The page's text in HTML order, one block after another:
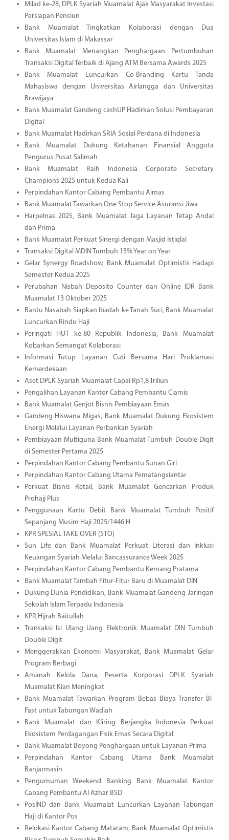
Milad ke-28, DPLK Syariah Muamalat Ajak Masyarakat Investasi
Persiapan Pensiun
Bank Muamalat Tingkatkan Kolaborasi dengan Dua
Universitas Islam di Makassar
Bank Muamalat Menangkan Penghargaan Pertumbuhan
Transaksi Digital Terbaik di Ajang ATM Bersama Awards 2025
Bank Muamalat Luncurkan Co-Branding Kartu Tanda
Mahasiswa dengan Universitas Airlangga dan Universitas
Brawijaya
Bank Muamalat Gandeng cashUP Hadirkan Solusi Pembayaran
Digital
Bank Muamalat Hadirkan SRIA Sosial Perdana di Indonesia
Bank Muamalat Dukung Ketahanan Finansial Anggota
Pengurus Pusat Salimah
Bank Muamalat Raih Indonesia Corporate Secretary
Champions 2025 untuk Kedua Kali
Perpindahan Kantor Cabang Pembantu Aimas
Bank Muamalat Tawarkan One Stop Service Asuransi Jiwa
Harpelnas 2025, Bank Muamalat Jaga Layanan Tetap Andal
dan Prima
Bank Muamalat Perkuat Sinergi dengan Masjid Istiqlal
Transaksi Digital MDIN Tumbuh 13% Year on Year
Gelar Synergy Roadshow, Bank Muamalat Optimistis Hadapi
Semester Kedua 2025
Perubahan Nisbah Deposito Counter dan Online IDR Bank
Muamalat 13 Oktober 2025
Bantu Nasabah Siapkan Ibadah ke Tanah Suci, Bank Muamalat
Luncurkan Rindu Haji
Peringati HUT ke-80 Republik Indonesia, Bank Muamalat
Kobarkan Semangat Kolaborasi
Informasi Tutup Layanan Cuti Bersama Hari Proklamasi
Kemerdekaan
Aset DPLK Syariah Muamalat Capai Rp1,8 Triliun
Pengalihan Layanan Kantor Cabang Pembantu Ciamis
Bank Muamalat Genjot Bisnis Pembiayaan Emas
Gandeng Hiswana Migas, Bank Muamalat Dukung Ekosistem
Energi Melalui Layanan Perbankan Syariah
Pembiayaan Multiguna Bank Muamalat Tumbuh Double Digit
di Semester Pertama 2025
Perpindahan Kantor Cabang Pembantu Sunan Giri
Perpindahan Kantor Cabang Utama Pematangsiantar
Perkuat Bisnis Retail, Bank Muamalat Gencarkan Produk
Prohajj Plus
Penggunaan Kartu Debit Bank Muamalat Tumbuh Positif
Sepanjang Musim Haji 2025/1446 H
KPR SPESIAL TAKE OVER (STO)
Sun Life dan Bank Muamalat Perkuat Literasi dan Inklusi
Keuangan Syariah Melalui Bancassurance Week 2025
Perpindahan Kantor Cabang Pembantu Kemang Pratama
Bank Muamalat Tambah Fitur-Fitur Baru di Muamalat DIN
Dukung Dunia Pendidikan, Bank Muamalat Gandeng Jaringan
Sekolah Islam Terpadu Indonesia
KPR Hijrah Baitullah
Transaksi Isi Ulang Uang Elektronik Muamalat DIN Tumbuh
Double Digit
Menggerakkan Ekonomi Masyarakat, Bank Muamalat Gelar
Program Berbagi
Amanah Kelola Dana, Peserta Korporasi DPLK Syariah
Muamalat Kian Meningkat
Bank Muamalat Tawarkan Program Bebas Biaya Transfer BI-
Fast untuk Tabungan Wadiah
Bank Muamalat dan Kliring Berjangka Indonesia Perkuat
Ekosistem Perdagangan Fisik Emas Secara Digital
Bank Muamalat Boyong Penghargaan untuk Layanan Prima
Perpindahan Kantor Cabang Utama Bank Muamalat
Banjarmasin
Pengumuman Weekend Banking Bank Muamalat Kantor
Cabang Pembantu Al Azhar BSD
PosIND dan Bank Muamalat Luncurkan Layanan Tabungan
Haji di Kantor Pos
Relokasi Kantor Cabang Mataram, Bank Muamalat Optimistis